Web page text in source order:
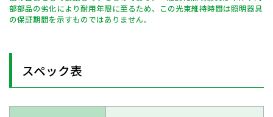
部部品の劣化により耐用年限に至るため、この光束維持時間は照明器具
の保証期間を示すものではありません。
スペック表